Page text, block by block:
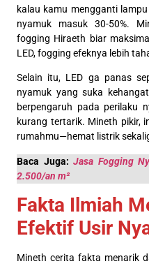
kalau kamu mengganti
nyamuk masuk 30-50%.
fogging Hiraeth biar
LED, fogging efeknya lebih
Selain itu, LED ga panas
nyamuk yang suka
berpengaruh pada perilaku
kurang tertarik. Mineth pikir,
rumahmu—hemat listrik
Baca Juga:Jasa Fogging
2.500/an m²
Fakta Ilmiah
Efektif Usir
Mineth cerita fakta menarik